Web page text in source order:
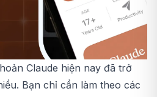
Claude hiện nay đã trở
Bạn chỉ cần làm theo các